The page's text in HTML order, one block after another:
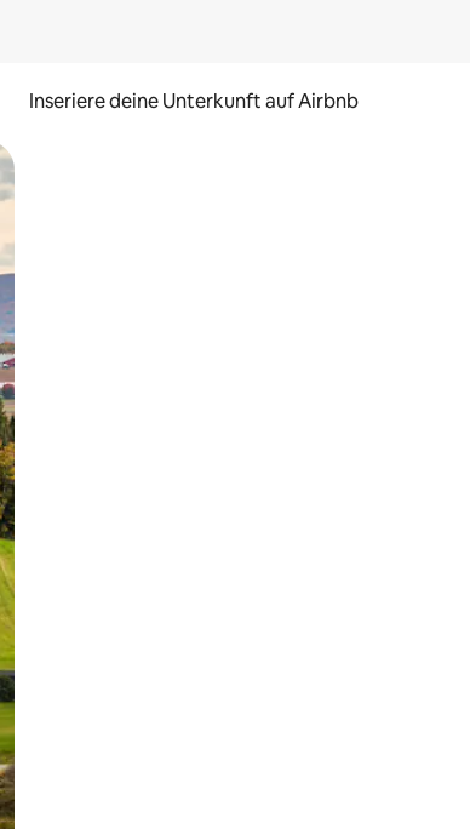
Inseriere deine Unterkunft auf Airbnb
Wischgesten.